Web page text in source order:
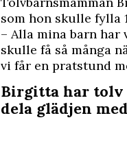
som hon skulle fylla
– Alla mina barn
skulle få så många
vi får en pratstund
Birgitta har tolv
dela glädjen